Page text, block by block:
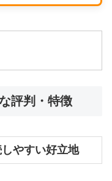
評判・特徴
やすい好立地